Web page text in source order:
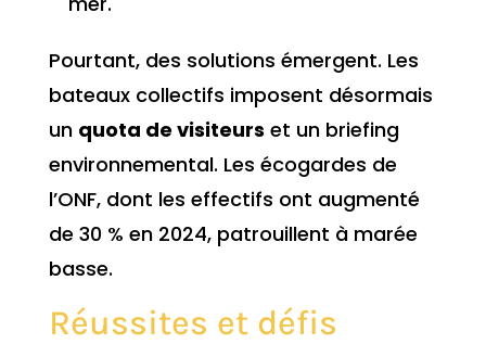
Pourtant, des solutions émergent. Les
bateaux collectifs imposent désormais
un quota de visiteurs et un briefing
environnemental. Les écogardes de
l’ONF, dont les effectifs ont augmenté
de 30 % en 2024, patrouillent à marée
basse.
Réussites et défis